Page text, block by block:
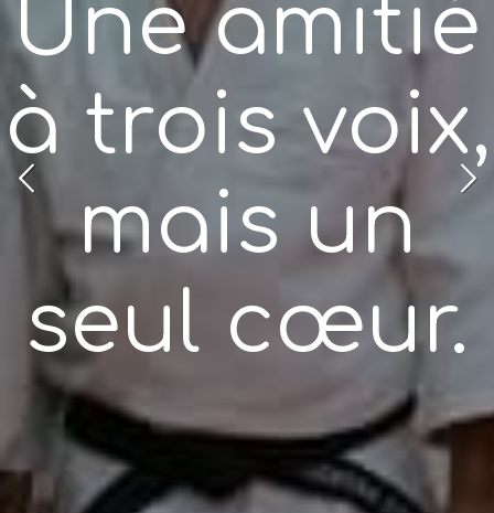
Une amitié
à trois voix,
mais un
seul cœur.